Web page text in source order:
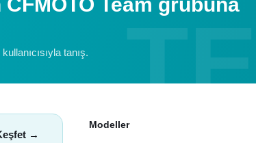
tanış.
→
Modeller